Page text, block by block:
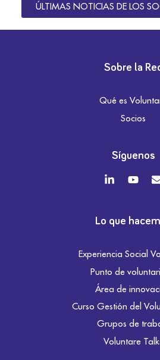
ÚLTIMAS NOTICIAS DE LOS
Sobre la
Qué es
Socios
Síguenos
Lo que
Experiencia Social
Punto de
Área de
Curso Gestión del
Grupos de
Voluntare